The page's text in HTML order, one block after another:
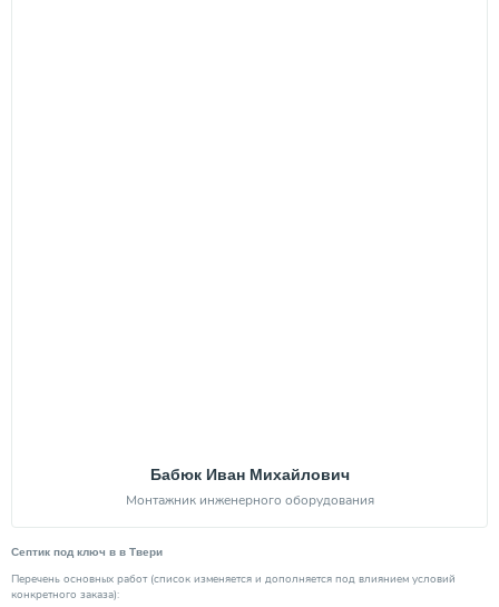
Бабюк Иван Михайлович
Монтажник инженерного оборудования
Септик под ключ в в Твери
Перечень основных работ (список изменяется и дополняется под влиянием условий
конкретного заказа):